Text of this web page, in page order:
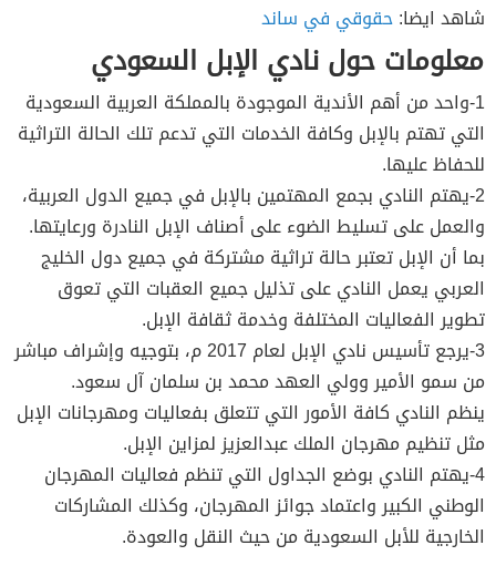
شاهد ايضا:حقوقي في ساند
معلومات حول نادي الإبل السعودي
1-واحد من أهم الأندية الموجودة بالمملكة العربية السعودية
التي تهتم بالإبل وكافة الخدمات التي تدعم تلك الحالة التراثية
للحفاظ عليها.
2-يهتم النادي بجمع المهتمين بالإبل في جميع الدول العربية،
والعمل على تسليط الضوء على أصناف الإبل النادرة ورعايتها.
بما أن الإبل تعتبر حالة تراثية مشتركة في جميع دول الخليج
العربي يعمل النادي على تذليل جميع العقبات التي تعوق
تطوير الفعاليات المختلفة وخدمة ثقافة الإبل.
3-يرجع تأسيس نادي الإبل لعام 2017 م، بتوجيه وإشراف مباشر
من سمو الأمير وولي العهد محمد بن سلمان آل سعود.
ينظم النادي كافة الأمور التي تتعلق بفعاليات ومهرجانات الإبل
مثل تنظيم مهرجان الملك عبدالعزيز لمزاين الإبل.
4-يهتم النادي بوضع الجداول التي تنظم فعاليات المهرجان
الوطني الكبير واعتماد جوائز المهرجان، وكذلك المشاركات
الخارجية للأبل السعودية من حيث النقل والعودة.